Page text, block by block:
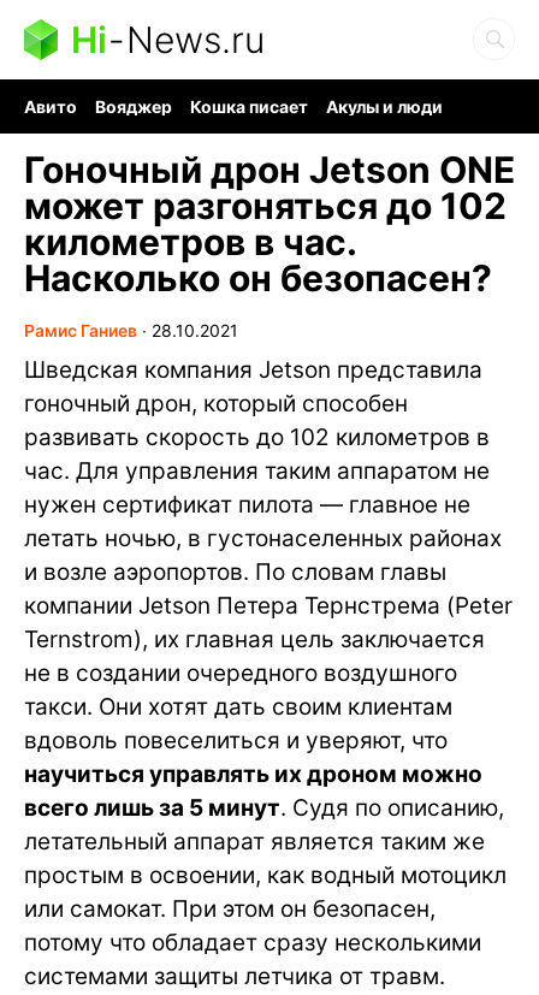
Hi-News.ru
Авито Вояджер Кошка писает
Акулы и люди
Гоночный дрон Jetson ONE
может разгоняться до 102
километров в час.
Насколько он безопасен?
Рамис Ганиев ∙ 28.10.2021
Шведская компания Jetson представила
гоночный дрон, который способен
развивать скорость до 102 километров в
час. Для управления таким аппаратом не
нужен сертификат пилота — главное не
летать ночью, в густонаселенных районах
и возле аэропортов. По словам главы
компании Jetson Петера Тернстрема (Peter
Ternstrom), их главная цель заключается
не в создании очередного воздушного
такси. Они хотят дать своим клиентам
вдоволь повеселиться и уверяют, что
научиться управлять их дроном можно
всего лишь за 5 минут. Судя по описанию,
летательный аппарат является таким же
простым в освоении, как водный мотоцикл
или самокат. При этом он безопасен,
потому что обладает сразу несколькими
системами защиты летчика от травм.